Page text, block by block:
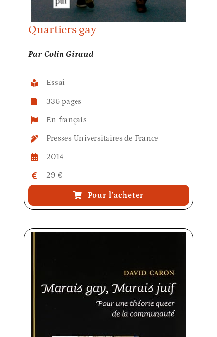
Quartiers gay
Par Colin Giraud
Essai
336 pages
En français
Presses Universitaires de France
2014
29 €
Pour l’acheter